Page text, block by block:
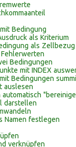
Bedingung
als Kriterium
als Zellbezug
Bedingungen
mit INDEX
Bedingungen
auslesen
darstellen
Namen festlegen
verknüpfen